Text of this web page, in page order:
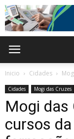
Inicio Cidades
Cidades Mogi das Cruzes
Mogi das
cursos